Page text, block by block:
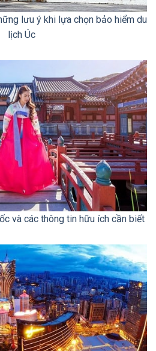
lưu ý khi lựa chọn bảo hiểm du
lịch Úc
và các thông tin hữu ích cần biết